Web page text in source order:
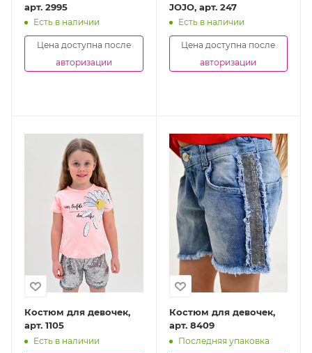
арт. 2995
Есть в наличии
Цена доступна после
авторизации
JOJO, арт. 247
Есть в наличии
Цена доступна после
авторизации
Костюм для девочек,
арт. 1105
Есть в наличии
Костюм для девочек,
арт. 8409
Последняя упаковка